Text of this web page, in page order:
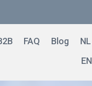
FAQ Blog
NL
EN